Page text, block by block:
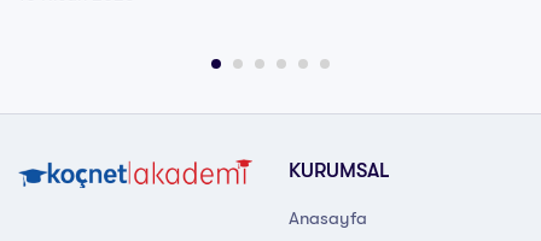
KURUMSAL
Anasayfa